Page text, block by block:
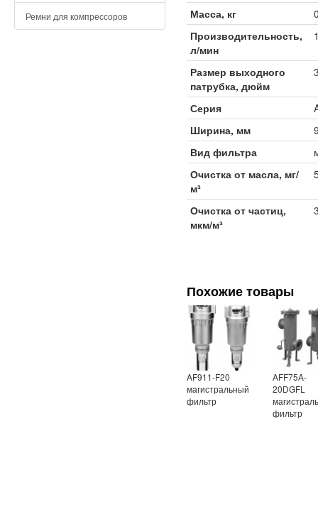
Ремни для компрессоров
Масса, кг
Производительность,
л/мин
Размер выходного
патрубка, дюйм
Серия
Ширина, мм
Вид фильтра
Очистка от масла, мг/
м³
Очистка от частиц,
мкм/м³
Похожие товары
AF911-F20
магистральный
фильтр
AFF75A-
20DGFL
фильтр